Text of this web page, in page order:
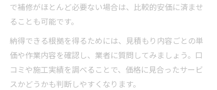
で補修がほとんど必要ない場合は、比較的安価に済ませ
ることも可能です。
納得できる根拠を得るためには、見積もり内容ごとの単
価や作業内容を確認し、業者に質問してみましょう。口
コミや施工実績を調べることで、価格に見合ったサービ
スかどうかも判断しやすくなります。